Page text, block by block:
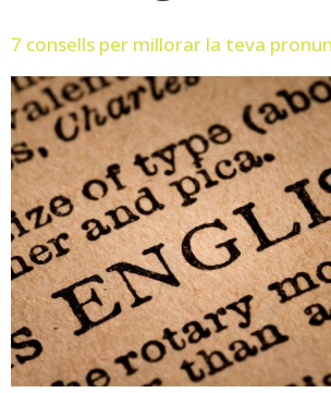
7 consells per millorar la teva